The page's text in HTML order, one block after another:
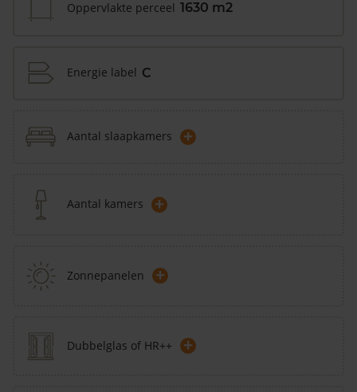
Oppervlakte perceel 1630 m2
Energie label C
Aantal slaapkamers +
Aantal kamers +
Zonnepanelen +
Dubbelglas of HR++ +